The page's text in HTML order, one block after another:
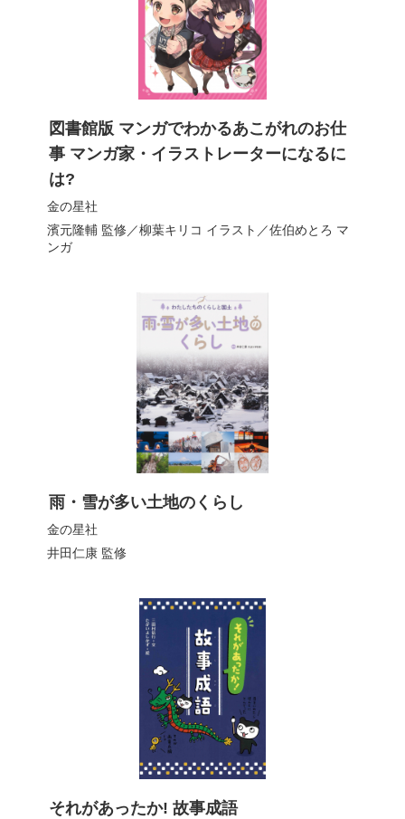
図書館版 マンガでわかるあこがれのお仕
事 マンガ家・イラストレーターになるに
は?
金の星社
濱元隆輔監修／柳葉キリコ イラスト／佐伯めとろ マ
ンガ
雨・雪が多い土地のくらし
金の星社
井田仁康監修
それがあったか! 故事成語